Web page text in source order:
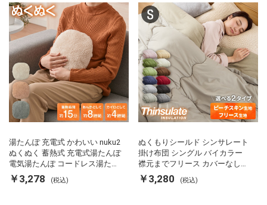
湯たんぽ 充電式 かわいい nuku2
ぬくぬく 蓄熱式 充電式湯たんぽ
電気湯たんぽ コードレス湯たん
ぽ エコ 節電 節約 省エネ 充電式
エコ電気あんか EWT-2143 スリ
￥3,278 (税込)
ぬくもりシールド シンサレート
掛け布団 シングル バイカラー
襟元までフリース カバーなしで
使える 軽い 丸洗い 断熱 保温 抗
菌防臭 洗える 防ダニ 軽量 ホコ
￥3,280 (税込)